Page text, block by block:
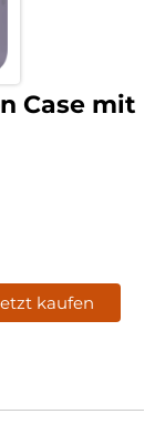
Case mit
kaufen